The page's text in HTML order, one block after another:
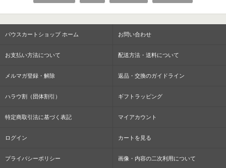
パウスカートショップ ホーム お問い合わせ
お支払い方法について 配送方法・送料について
メルマガ登録・解除 返品・交換のガイドライン
ハラウ割（団体割引） ギフトラッピング
特定商取引法に基づく表記 マイアカウント
ログイン カートを見る
プライバシーポリシー 画像・内容の二次利用について